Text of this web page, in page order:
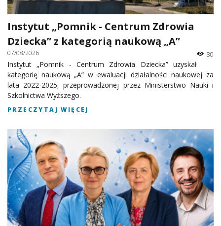
Instytut „Pomnik - Centrum Zdrowia
Dziecka” z kategorią naukową „A”
07/08/2026 80
Instytut „Pomnik - Centrum Zdrowia Dziecka” uzyskał
kategorię naukową „A” w ewaluacji działalności naukowej za
lata 2022-2025, przeprowadzonej przez Ministerstwo Nauki i
Szkolnictwa Wyższego.
PRZECZYTAJ WIĘCEJ